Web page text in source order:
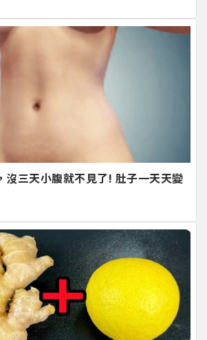
沒三天小腹就不見了! 肚子一天天變